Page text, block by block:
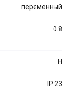
переменный
0.8
H
IP 23